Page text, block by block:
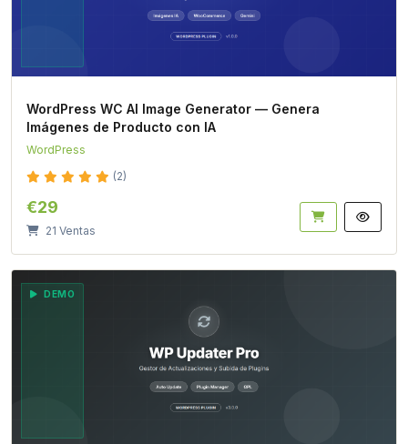
WordPress WC AI Image Generator — Genera
Imágenes de Producto con IA
WordPress
(2)
€29
21 Ventas
DEMO